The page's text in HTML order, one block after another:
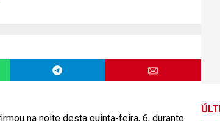
na noite desta quinta-feira, 6, durante